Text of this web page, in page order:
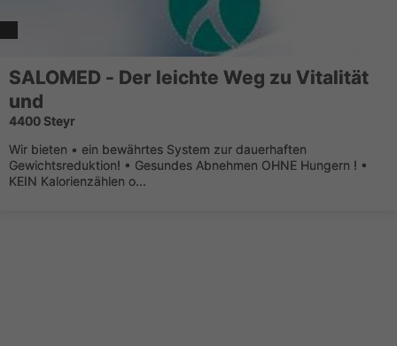
SALOMED - Der leichte Weg zu Vitalität
und
4400 Steyr
Wir bieten • ein bewährtes System zur dauerhaften
Gewichtsreduktion! • Gesundes Abnehmen OHNE Hungern ! •
KEIN Kalorienzählen o...